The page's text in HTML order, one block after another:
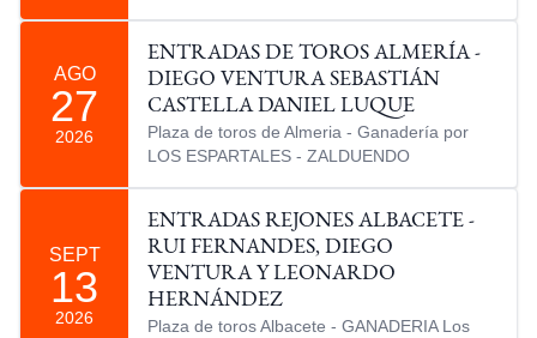
AGO
27
2026
ENTRADAS DE TOROS ALMERÍA -
DIEGO VENTURA SEBASTIÁN
CASTELLA DANIEL LUQUE
Plaza de toros de Almeria - Ganadería por
LOS ESPARTALES - ZALDUENDO
SEPT
13
2026
ENTRADAS REJONES ALBACETE -
RUI FERNANDES, DIEGO
VENTURA Y LEONARDO
HERNÁNDEZ
Plaza de toros Albacete - GANADERIA Los